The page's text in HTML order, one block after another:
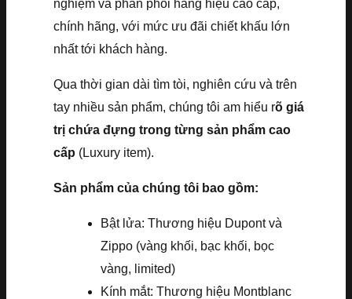
nghiệm và phân phối hàng hiệu cao cấp,
chính hãng, với mức ưu đãi chiết khấu lớn
nhất tới khách hàng.
Qua thời gian dài tìm tòi, nghiên cứu và trên
tay nhiều sản phẩm, chúng tôi am hiểu rõ giá
trị chứa đựng trong từng sản phẩm cao
cấp (Luxury item).
Sản phẩm của chúng tôi bao gồm:
Bật lửa: Thương hiệu Dupont và
Zippo (vàng khối, bạc khối, bọc
vàng, limited)
Kính mắt: Thương hiệu Montblanc